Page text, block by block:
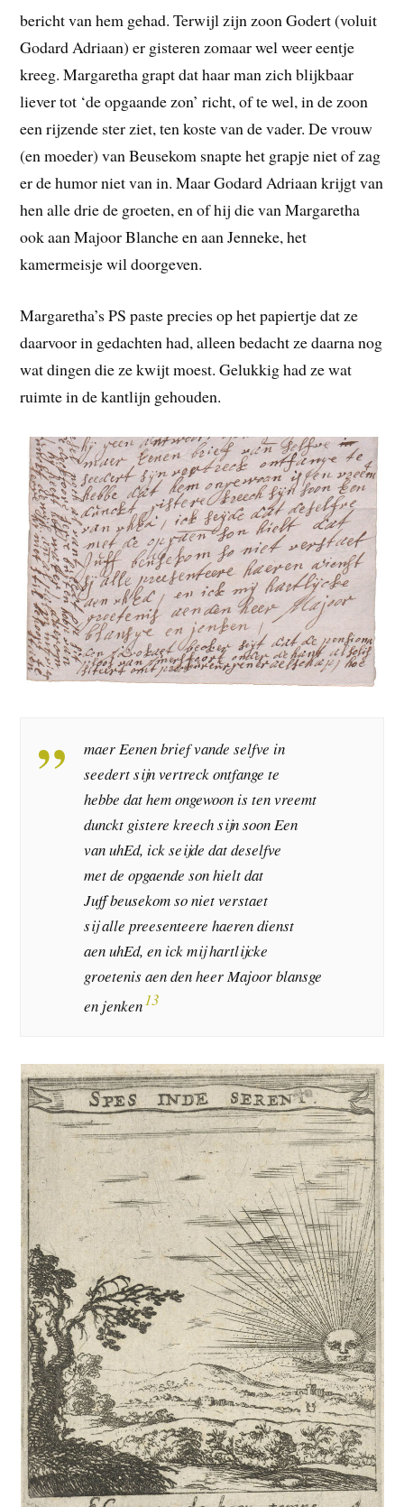
bericht van hem gehad. Terwijl zijn zoon Godert (voluit
Godard Adriaan) er gisteren zomaar wel weer eentje
kreeg. Margaretha grapt dat haar man zich blijkbaar
liever tot ‘de opgaande zon’ richt, of te wel, in de zoon
een rijzende ster ziet, ten koste van de vader. De vrouw
(en moeder) van Beusekom snapte het grapje niet of zag
er de humor niet van in. Maar Godard Adriaan krijgt van
hen alle drie de groeten, en of hij die van Margaretha
ook aan Majoor Blanche en aan Jenneke, het
kamermeisje wil doorgeven.
Margaretha’s PS paste precies op het papiertje dat ze
daarvoor in gedachten had, alleen bedacht ze daarna nog
wat dingen die ze kwijt moest. Gelukkig had ze wat
ruimte in de kantlijn gehouden.
maer Eenen brief vande selfve in
seedert sijn vertreck ontfange te
hebbe dat hem ongewoon is ten vreemt
dunckt gistere kreech sijn soon Een
van uhEd, ick seijde dat deselfve
met de opgaende son hielt dat
Juff beusekom so niet verstaet
sij alle preesenteere haeren dienst
aen uhEd, en ick mij hartlijcke
groetenis aen den heer Majoor blansge
en jenken13